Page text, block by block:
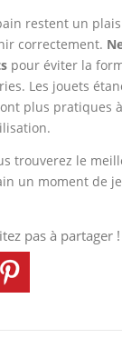
restent un
correctement.
pour éviter la
Les jouets
plus pratiques
trouverez le
un moment de
pas à partager !